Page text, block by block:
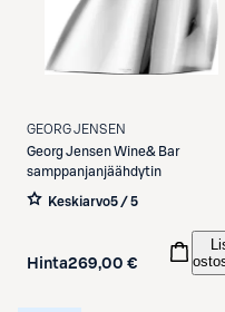
GEORG JENSEN
Georg JensenWine& Bar
samppanjanjäähdytin
Keskiarvo5 / 5
Hinta269,00 €